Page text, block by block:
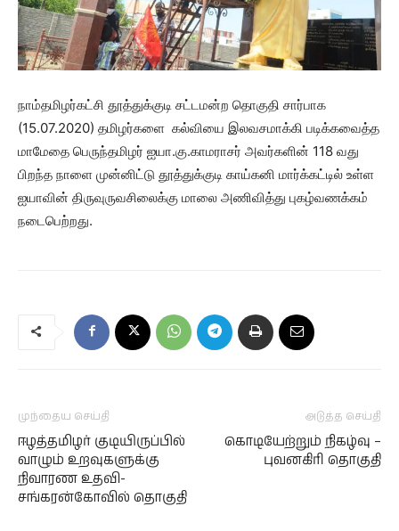
நாம்தமிழர்கட்சி தூத்துக்குடி சட்டமன்ற தொகுதி சார்பாக
(15.07.2020) தமிழர்களை கல்வியை இலவசமாக்கி படிக்கவைத்த
மாமேதை பெருந்தமிழர் ஐயா.கு.காமராசர் அவர்களின் 118 வது
பிறந்த நாளை முன்னிட்டு தூத்துக்குடி காய்கனி மார்க்கட்டில் உள்ள
ஐயாவின் திருவுருவசிலைக்கு மாலை அணிவித்து புகழ்வணக்கம்
நடைபெற்றது.
முந்தைய செய்தி
ஈழத்தமிழர் குடியிருப்பில்
வாழும் உறவுகளுக்கு
நிவாரண உதவி-
சங்கரன்கோவில் தொகுதி
அடுத்த செய்தி
கொடியேற்றும் நிகழ்வு –
புவனகிரி தொகுதி